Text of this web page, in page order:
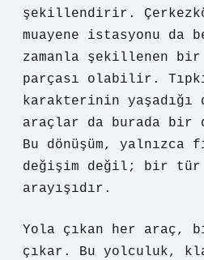
şekillendirir.
muayene istasyonu da
zamanla şekillenen bir
parçası olabilir.
karakterinin
araçlar da burada bir
Bu dönüşüm,
değişim değil; bir
arayışıdır.
Yola çıkan her araç,
çıkar. Bu yolculuk,